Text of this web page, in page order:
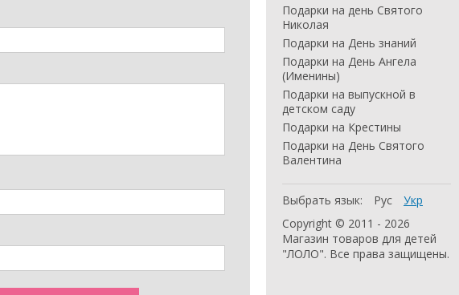
Подарки на день Святого
Николая
Подарки на День знаний
Подарки на День Ангела
(Именины)
Подарки на выпускной в
детском саду
Подарки на Крестины
Подарки на День Святого
Валентина
Выбрать язык: Рус
Укр
Copyright © 2011 - 2026
Магазин товаров для детей
"ЛОЛО". Все права защищены.